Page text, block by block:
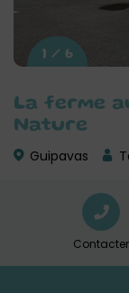
La ferme
Nature
Guipavas
1 / 6
Contacter